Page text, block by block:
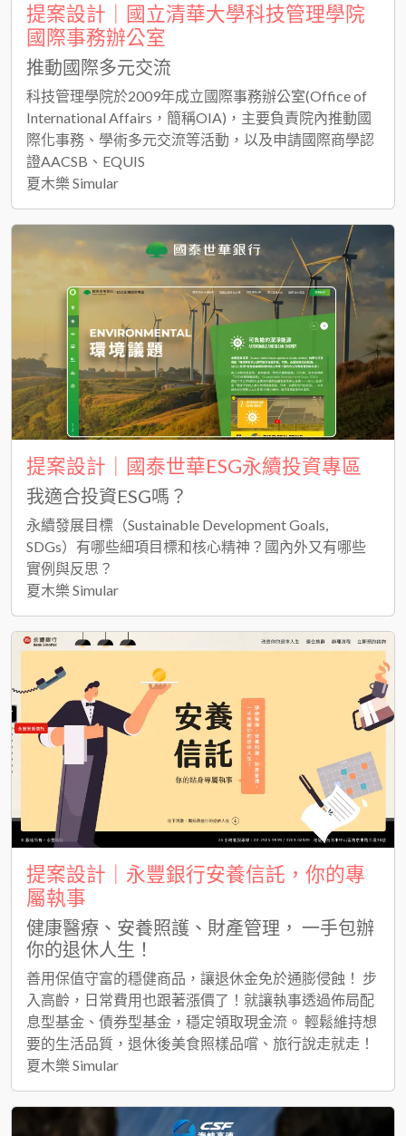
提案設計｜國立清華大學科技管理學院
國際事務辦公室
推動國際多元交流
科技管理學院於2009年成立國際事務辦公室(Office of
International Affairs，簡稱OIA)，主要負責院內推動國
際化事務、學術多元交流等活動，以及申請國際商學認
證AACSB、EQUIS
夏木樂 Simular
提案設計｜國泰世華ESG永續投資專區
我適合投資ESG嗎？
永續發展目標（Sustainable Development Goals,
SDGs）有哪些細項目標和核心精神？國內外又有哪些
實例與反思？
夏木樂 Simular
提案設計｜永豐銀行安養信託，你的專
屬執事
健康醫療、安養照護、財產管理， 一手包辦
你的退休人生！
善用保值守富的穩健商品，讓退休金免於通膨侵蝕！ 步
入高齡，日常費用也跟著漲價了！就讓執事透過佈局配
息型基金、債券型基金，穩定領取現金流。 輕鬆維持想
要的生活品質，退休後美食照樣品嚐、旅行說走就走！
夏木樂 Simular